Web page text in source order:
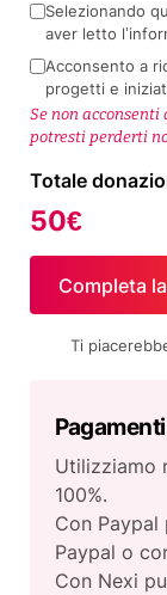
Selezionando
aver letto
Acconsento a
progetti e
Se non
potresti perderti
Totale
50€
Ti
Utilizziamo
100%.
Con
Paypal o
Con Nexi